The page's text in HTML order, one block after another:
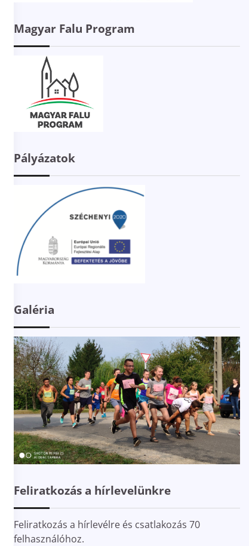
Magyar Falu Program
Pályázatok
Galéria
Feliratkozás a hírlevelünkre
Feliratkozás a hírlevélre és csatlakozás 70
felhasználóhoz.